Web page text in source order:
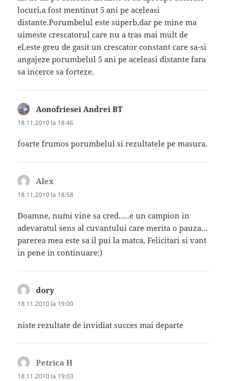
locuri,a fost mentinut 5 ani pe aceleasi
distante.Porumbelul este superb,dar pe mine ma
uimeste crescatorul care nu a tras mai mult de
el,este greu de gasit un crescator constant care sa-si
angajeze porumbelul 5 ani pe aceleasi distante fara
sa incerce sa forteze.
Aonofriesei Andrei BT
18.11.2010 la 18:46
foarte frumos porumbelul si rezultatele pe masura.
Alex
18.11.2010 la 18:58
Doamne, nu`mi vine sa cred…..e un campion in
adevaratul sens al cuvantului care merita o pauza…
parerea mea este sa il pui la matca, Felicitari si vant
in pene in continuare:)
dory
18.11.2010 la 19:00
niste rezultate de invidiat succes mai departe
Petrica H
18.11.2010 la 19:03